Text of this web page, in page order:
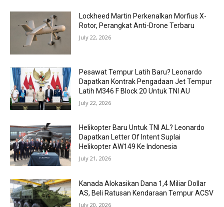
Lockheed Martin Perkenalkan Morfius X-
Rotor, Perangkat Anti-Drone Terbaru
July 22, 2026
Pesawat Tempur Latih Baru? Leonardo
Dapatkan Kontrak Pengadaan Jet Tempur
Latih M346 F Block 20 Untuk TNI AU
July 22, 2026
Helikopter Baru Untuk TNI AL? Leonardo
Dapatkan Letter Of Intent Suplai
Helikopter AW149 Ke Indonesia
July 21, 2026
Kanada Alokasikan Dana 1,4 Miliar Dollar
AS, Beli Ratusan Kendaraan Tempur ACSV
July 20, 2026